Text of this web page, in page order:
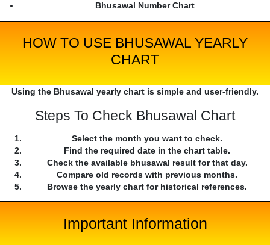
Bhusawal Number Chart
HOW TO USE BHUSAWAL YEARLY
CHART
Using the Bhusawal yearly chart is simple and user-friendly.
Steps To Check Bhusawal Chart
Select the month you want to check.
Find the required date in the chart table.
Check the available bhusawal result for that day.
Compare old records with previous months.
Browse the yearly chart for historical references.
Important Information